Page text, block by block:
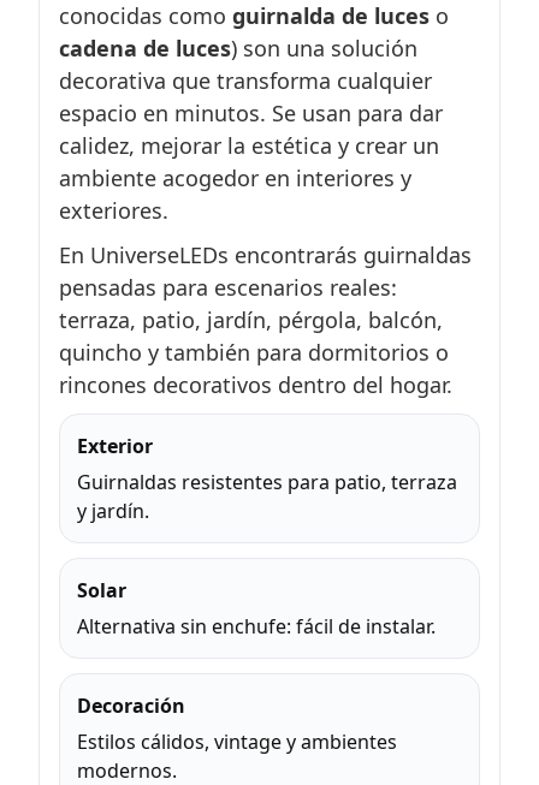
conocidas como guirnalda de luces o
cadena de luces) son una solución
decorativa que transforma cualquier
espacio en minutos. Se usan para dar
calidez, mejorar la estética y crear un
ambiente acogedor en interiores y
exteriores.
En UniverseLEDs encontrarás guirnaldas
pensadas para escenarios reales:
terraza, patio, jardín, pérgola, balcón,
quincho y también para dormitorios o
rincones decorativos dentro del hogar.
Exterior
Guirnaldas resistentes para patio, terraza
y jardín.
Solar
Alternativa sin enchufe: fácil de instalar.
Decoración
Estilos cálidos, vintage y ambientes
modernos.